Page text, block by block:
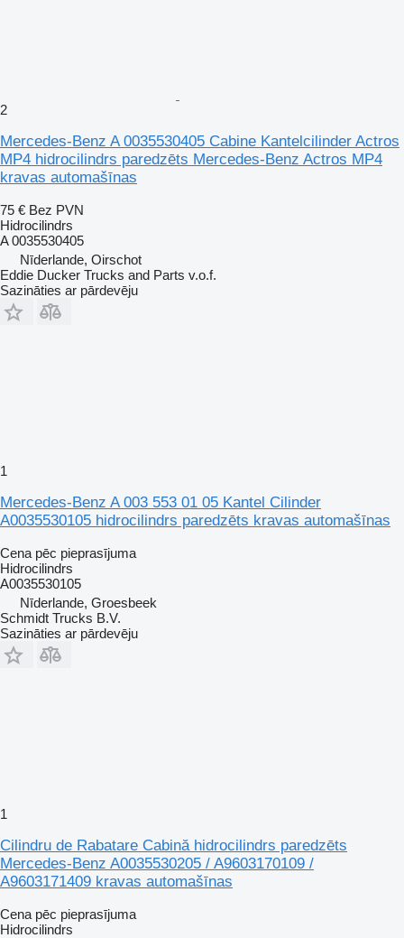
2
Mercedes-Benz A 0035530405 Cabine Kantelcilinder Actros
MP4 hidrocilindrs paredzēts Mercedes-Benz Actros MP4
kravas automašīnas
75 € Bez PVN
Hidrocilindrs
A 0035530405
Nīderlande, Oirschot
Eddie Ducker Trucks and Parts v.o.f.
Sazināties ar pārdevēju
1
Mercedes-Benz A 003 553 01 05 Kantel Cilinder
A0035530105 hidrocilindrs paredzēts kravas automašīnas
Cena pēc pieprasījuma
Hidrocilindrs
A0035530105
Nīderlande, Groesbeek
Schmidt Trucks B.V.
Sazināties ar pārdevēju
1
Cilindru de Rabatare Cabină hidrocilindrs paredzēts
Mercedes-Benz A0035530205 / A9603170109 /
A9603171409 kravas automašīnas
Cena pēc pieprasījuma
Hidrocilindrs